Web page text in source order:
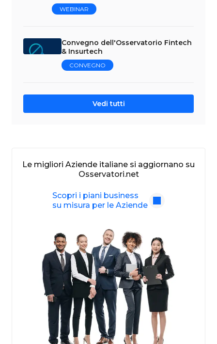
WEBINAR
Convegno dell'Osservatorio Fintech
& Insurtech
CONVEGNO
Vedi tutti
Le migliori Aziende italiane si aggiornano su
Osservatori.net
Scopri i piani business
su misura per le Aziende